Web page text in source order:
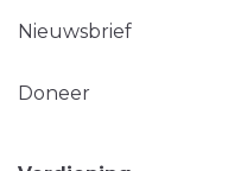
Nieuwsbrief
Doneer